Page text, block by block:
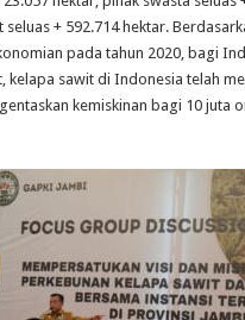
seluas + 592.714 hektar.
pada tahun 2020, bagi
kelapa sawit di Indonesia telah
kemiskinan bagi 10 juta